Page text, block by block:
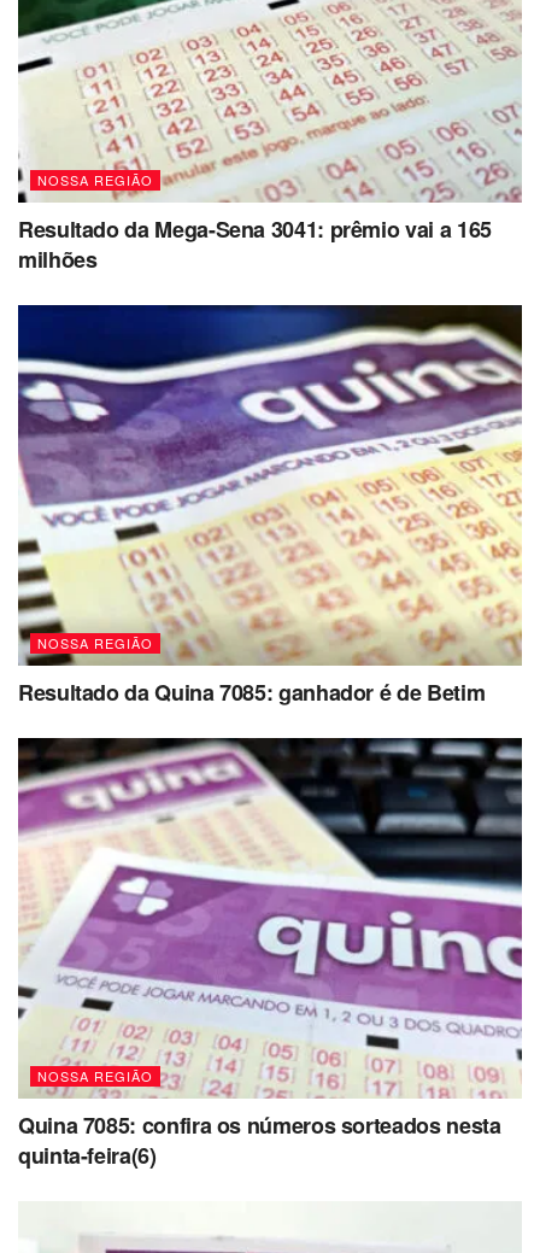
NOSSA REGIÃO
Resultado da Mega-Sena 3041: prêmio vai a 165
milhões
NOSSA REGIÃO
Resultado da Quina 7085: ganhador é de Betim
NOSSA REGIÃO
Quina 7085: confira os números sorteados nesta
quinta-feira(6)